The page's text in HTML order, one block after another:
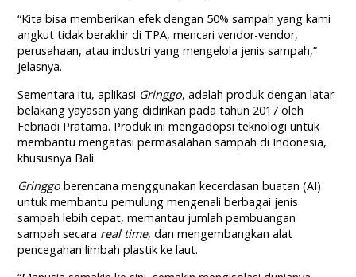
“Kita bisa memberikan efek dengan 50% sampah yang kami
angkut tidak berakhir di TPA, mencari vendor-vendor,
perusahaan, atau industri yang mengelola jenis sampah,”
jelasnya.
Sementara itu, aplikasi Gringgo, adalah produk dengan latar
belakang yayasan yang didirikan pada tahun 2017 oleh
Febriadi Pratama. Produk ini mengadopsi teknologi untuk
membantu mengatasi permasalahan sampah di Indonesia,
khususnya Bali.
Gringgo berencana menggunakan kecerdasan buatan (AI)
untuk membantu pemulung mengenali berbagai jenis
sampah lebih cepat, memantau jumlah pembuangan
sampah secara real time, dan mengembangkan alat
pencegahan limbah plastik ke laut.